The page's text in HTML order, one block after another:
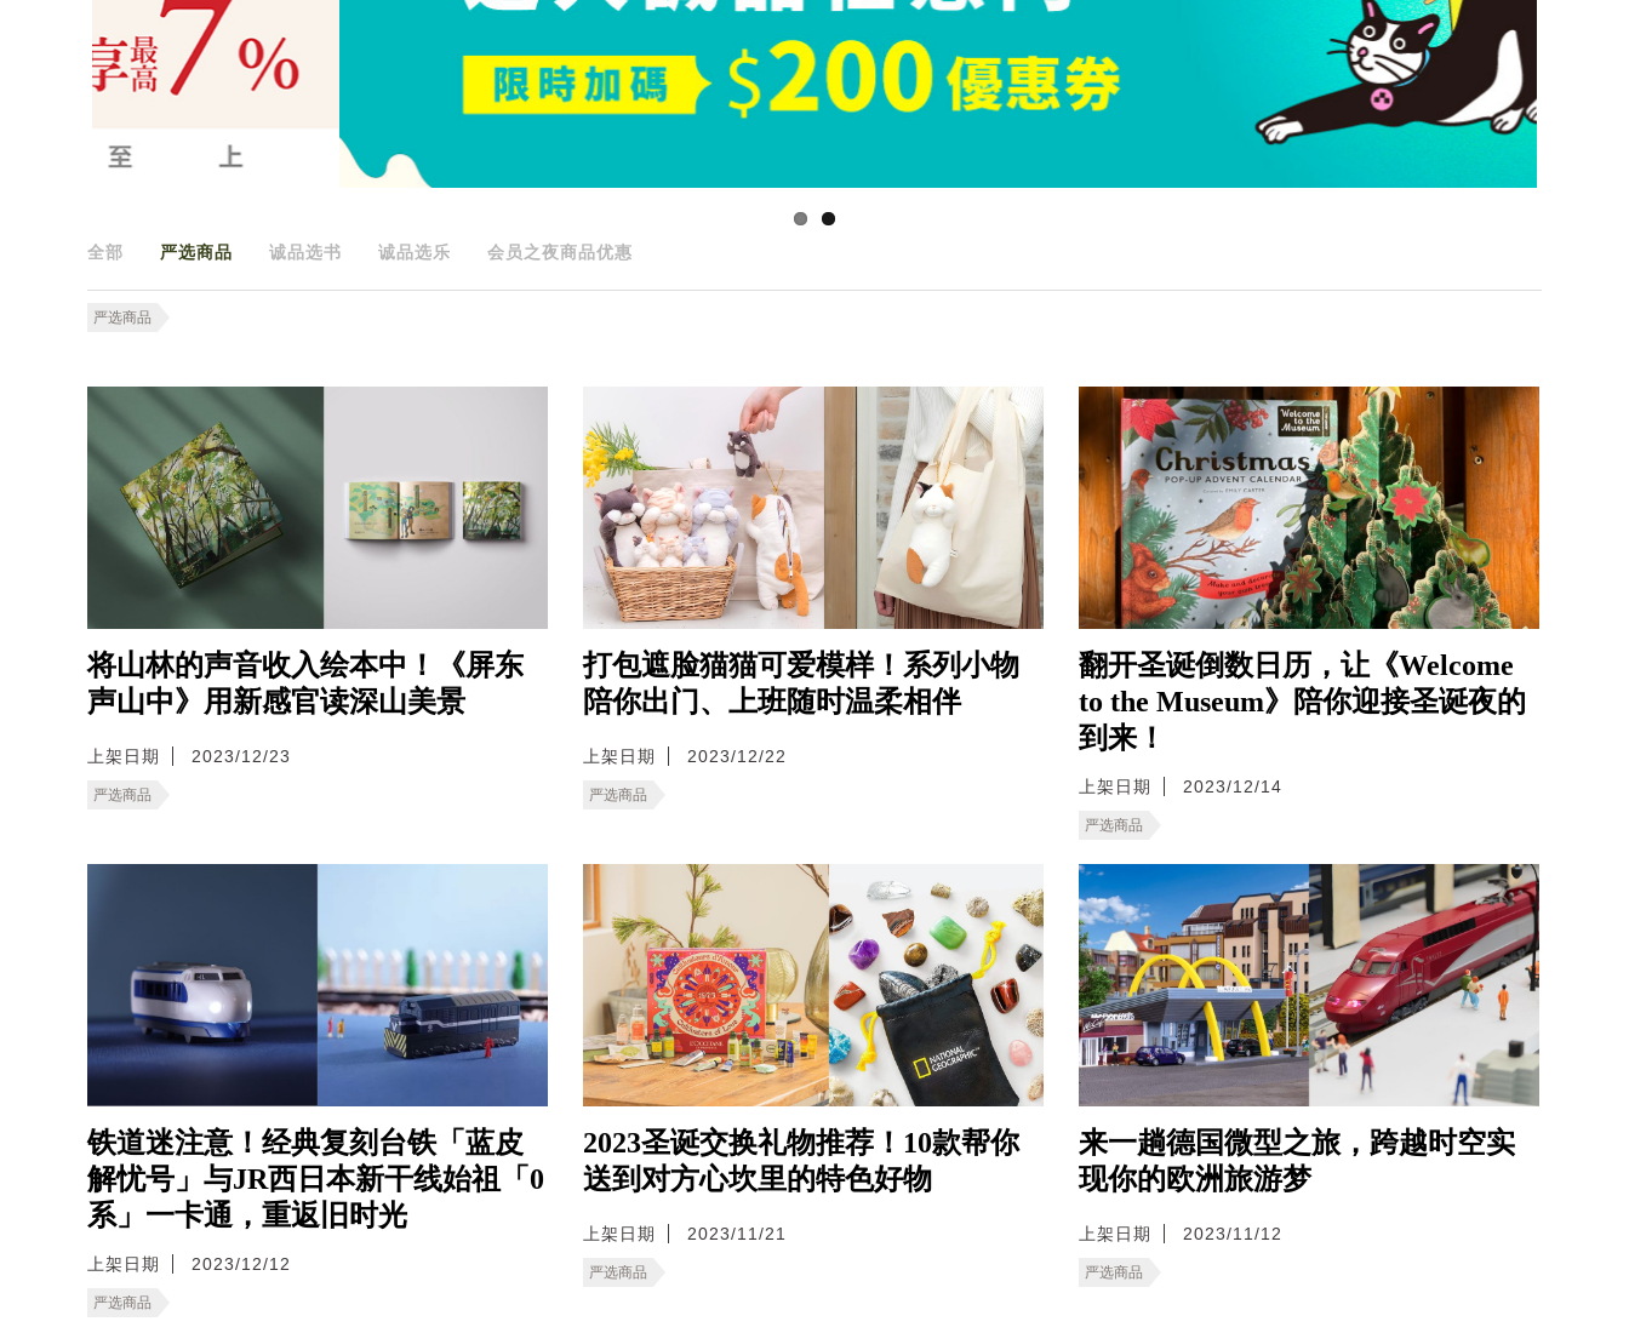
全部 严选商品 诚品选书 诚品选乐 会员之夜商品优惠
严选商品
将山林的声音收入绘本中！《屏东
声山中》用新感官读深山美景
上架日期 2023/12/23
严选商品
打包遮脸猫猫可爱模样！系列小物
陪你出门、上班随时温柔相伴
上架日期 2023/12/22
严选商品
翻开圣诞倒数日历，让《Welcome
to the Museum》陪你迎接圣诞夜的
到来！
上架日期 2023/12/14
严选商品
铁道迷注意！经典复刻台铁「蓝皮
解忧号」与JR西日本新干线始祖「0
系」一卡通，重返旧时光
上架日期 2023/12/12
严选商品
2023圣诞交换礼物推荐！10款帮你
送到对方心坎里的特色好物
上架日期 2023/11/21
严选商品
来一趟德国微型之旅，跨越时空实
现你的欧洲旅游梦
上架日期 2023/11/12
严选商品